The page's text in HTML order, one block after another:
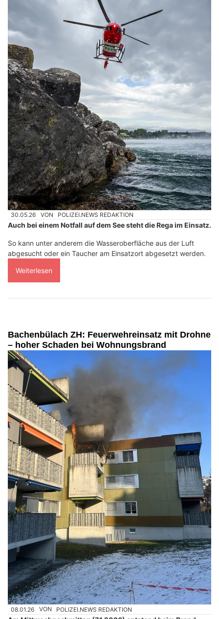
30.05.26 VON POLIZEI.NEWS REDAKTION
Auch bei einem Notfall auf dem See steht die Rega im Einsatz.
So kann unter anderem die Wasseroberfläche aus der Luft
abgesucht oder ein Taucher am Einsatzort abgesetzt werden.
Weiterlesen
Bachenbülach ZH: Feuerwehreinsatz mit Drohne
– hoher Schaden bei Wohnungsbrand
08.01.26 VON POLIZEI.NEWS REDAKTION